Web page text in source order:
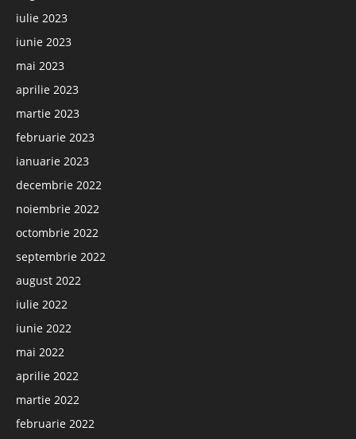
iulie 2023
iunie 2023
mai 2023
aprilie 2023
martie 2023
februarie 2023
ianuarie 2023
decembrie 2022
noiembrie 2022
octombrie 2022
septembrie 2022
august 2022
iulie 2022
iunie 2022
mai 2022
aprilie 2022
martie 2022
februarie 2022